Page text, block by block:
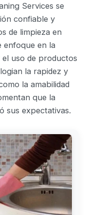
Services se
confiable y
de limpieza en
enfoque en la
uso de productos
la rapidez y
la amabilidad
que la
sus expectativas.